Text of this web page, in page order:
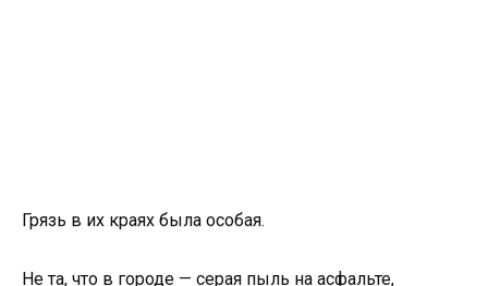
Грязь в их краях была особая.
Не та, что в городе — серая пыль на асфальте,